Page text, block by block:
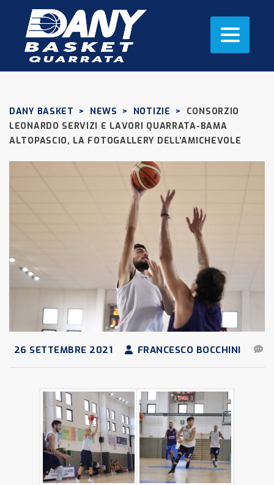
DANY BASKET > NEWS > NOTIZIE >
CONSORZIO
LEONARDO SERVIZI E LAVORI QUARRATA-BAMA
ALTOPASCIO, LA FOTOGALLERY DELL’AMICHEVOLE
26 SETTEMBRE 2021 FRANCESCO BOCCHINI